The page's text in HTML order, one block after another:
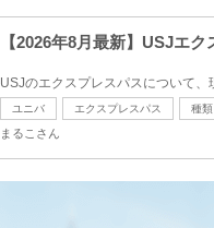
【2026年8月最新】USJエ
USJのエクスプレスパスについて
ユニバ エクスプレスパス 種類
まるこさん